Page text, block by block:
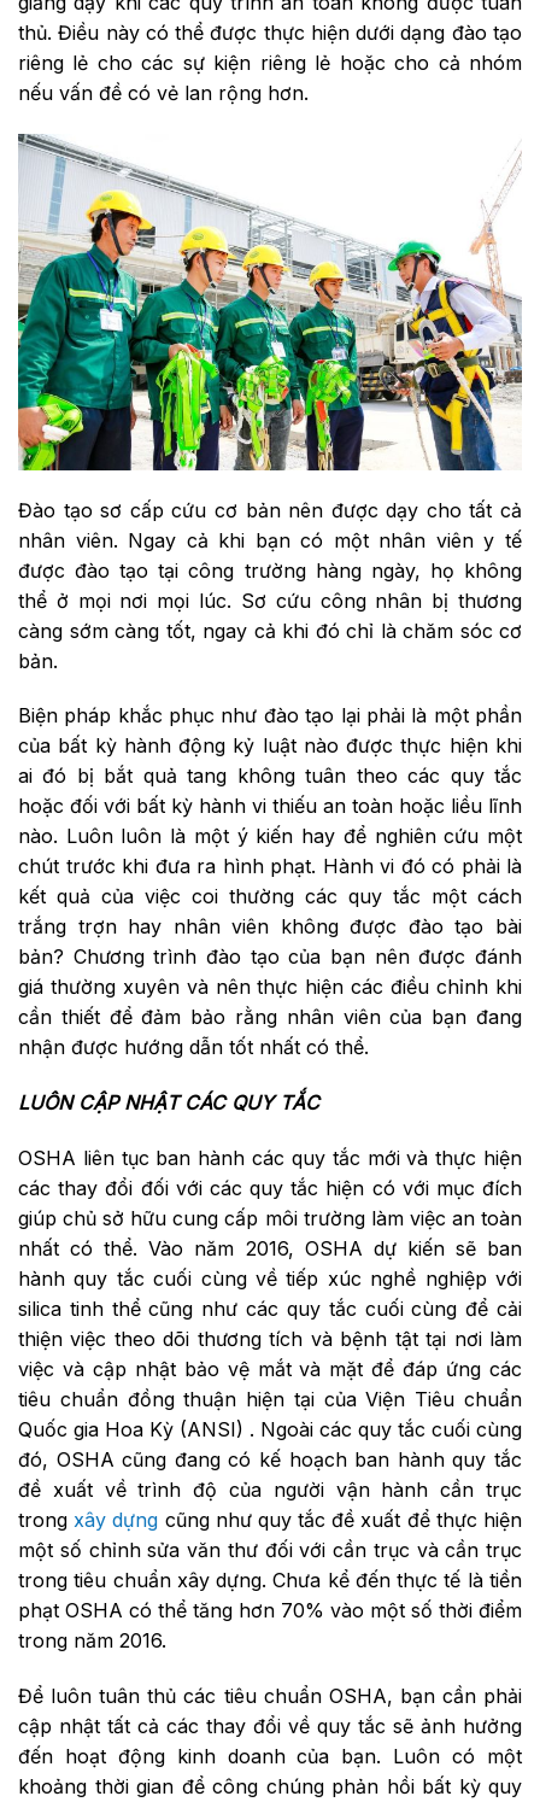
thủ. Điều này có thể được thực hiện dưới dạng đào tạo
riêng lẻ cho các sự kiện riêng lẻ hoặc cho cả nhóm
nếu vấn đề có vẻ lan rộng hơn.
Đào tạo sơ cấp cứu cơ bản nên được dạy cho tất cả
nhân viên. Ngay cả khi bạn có một nhân viên y tế
được đào tạo tại công trường hàng ngày, họ không
thể ở mọi nơi mọi lúc. Sơ cứu công nhân bị thương
càng sớm càng tốt, ngay cả khi đó chỉ là chăm sóc cơ
bản.
Biện pháp khắc phục như đào tạo lại phải là một phần
của bất kỳ hành động kỷ luật nào được thực hiện khi
ai đó bị bắt quả tang không tuân theo các quy tắc
hoặc đối với bất kỳ hành vi thiếu an toàn hoặc liều lĩnh
nào. Luôn luôn là một ý kiến ​​hay để nghiên cứu một
chút trước khi đưa ra hình phạt. Hành vi đó có phải là
kết quả của việc coi thường các quy tắc một cách
trắng trợn hay nhân viên không được đào tạo bài
bản? Chương trình đào tạo của bạn nên được đánh
giá thường xuyên và nên thực hiện các điều chỉnh khi
cần thiết để đảm bảo rằng nhân viên của bạn đang
nhận được hướng dẫn tốt nhất có thể.
LUÔN CẬP NHẬT CÁC QUY TẮC
OSHA liên tục ban hành các quy tắc mới và thực hiện
các thay đổi đối với các quy tắc hiện có với mục đích
giúp chủ sở hữu cung cấp môi trường làm việc an toàn
nhất có thể. Vào năm 2016, OSHA dự kiến ​​sẽ ban
hành quy tắc cuối cùng về tiếp xúc nghề nghiệp với
silica tinh thể cũng như các quy tắc cuối cùng để cải
thiện việc theo dõi thương tích và bệnh tật tại nơi làm
việc và cập nhật bảo vệ mắt và mặt để đáp ứng các
tiêu chuẩn đồng thuận hiện tại của Viện Tiêu chuẩn
Quốc gia Hoa Kỳ (ANSI) . Ngoài các quy tắc cuối cùng
đó, OSHA cũng đang có kế hoạch ban hành quy tắc
đề xuất về trình độ của người vận hành cần trục
trongxây dựng cũng như quy tắc đề xuất để thực hiện
một số chỉnh sửa văn thư đối với cần trục và cần trục
trong tiêu chuẩn xây dựng. Chưa kể đến thực tế là tiền
phạt OSHA có thể tăng hơn 70% vào một số thời điểm
trong năm 2016.
Để luôn tuân thủ các tiêu chuẩn OSHA, bạn cần phải
cập nhật tất cả các thay đổi về quy tắc sẽ ảnh hưởng
đến hoạt động kinh doanh của bạn. Luôn có một
khoảng thời gian để công chúng phản hồi bất kỳ quy